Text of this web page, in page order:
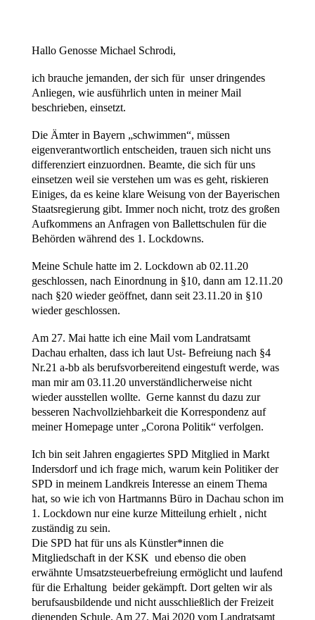
Hallo Genosse Michael Schrodi,
ich brauche jemanden, der sich für unser dringendes
Anliegen, wie ausführlich unten in meiner Mail
beschrieben, einsetzt.
Die Ämter in Bayern „schwimmen“, müssen
eigenverantwortlich entscheiden, trauen sich nicht uns
differenziert einzuordnen. Beamte, die sich für uns
einsetzen weil sie verstehen um was es geht, riskieren
Einiges, da es keine klare Weisung von der Bayerischen
Staatsregierung gibt. Immer noch nicht, trotz des großen
Aufkommens an Anfragen von Ballettschulen für die
Behörden während des 1. Lockdowns.
Meine Schule hatte im 2. Lockdown ab 02.11.20
geschlossen, nach Einordnung in §10, dann am 12.11.20
nach §20 wieder geöffnet, dann seit 23.11.20 in §10
wieder geschlossen.
Am 27. Mai hatte ich eine Mail vom Landratsamt
Dachau erhalten, dass ich laut Ust- Befreiung nach §4
Nr.21 a-bb als berufsvorbereitend eingestuft werde, was
man mir am 03.11.20 unverständlicherweise nicht
wieder ausstellen wollte. Gerne kannst du dazu zur
besseren Nachvollziehbarkeit die Korrespondenz auf
meiner Homepage unter „Corona Politik“ verfolgen.
Ich bin seit Jahren engagiertes SPD Mitglied in Markt
Indersdorf und ich frage mich, warum kein Politiker der
SPD in meinem Landkreis Interesse an einem Thema
hat, so wie ich von Hartmanns Büro in Dachau schon im
1. Lockdown nur eine kurze Mitteilung erhielt , nicht
zuständig zu sein.
Die SPD hat für uns als Künstler*innen die
Mitgliedschaft in der KSK und ebenso die oben
erwähnte Umsatzsteuerbefreiung ermöglicht und laufend
für die Erhaltung beider gekämpft. Dort gelten wir als
berufsausbildende und nicht ausschließlich der Freizeit
dienenden Schule. Am 27. Mai 2020 vom Landratsamt